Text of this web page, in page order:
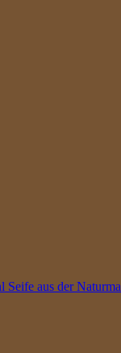
Seife aus der